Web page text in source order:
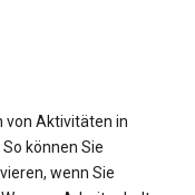
von Aktivitäten in
können Sie
wenn Sie